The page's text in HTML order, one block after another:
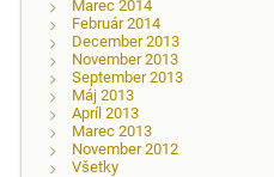
Marec 2014
Február 2014
December 2013
November 2013
September 2013
Máj 2013
Apríl 2013
Marec 2013
November 2012
Všetky